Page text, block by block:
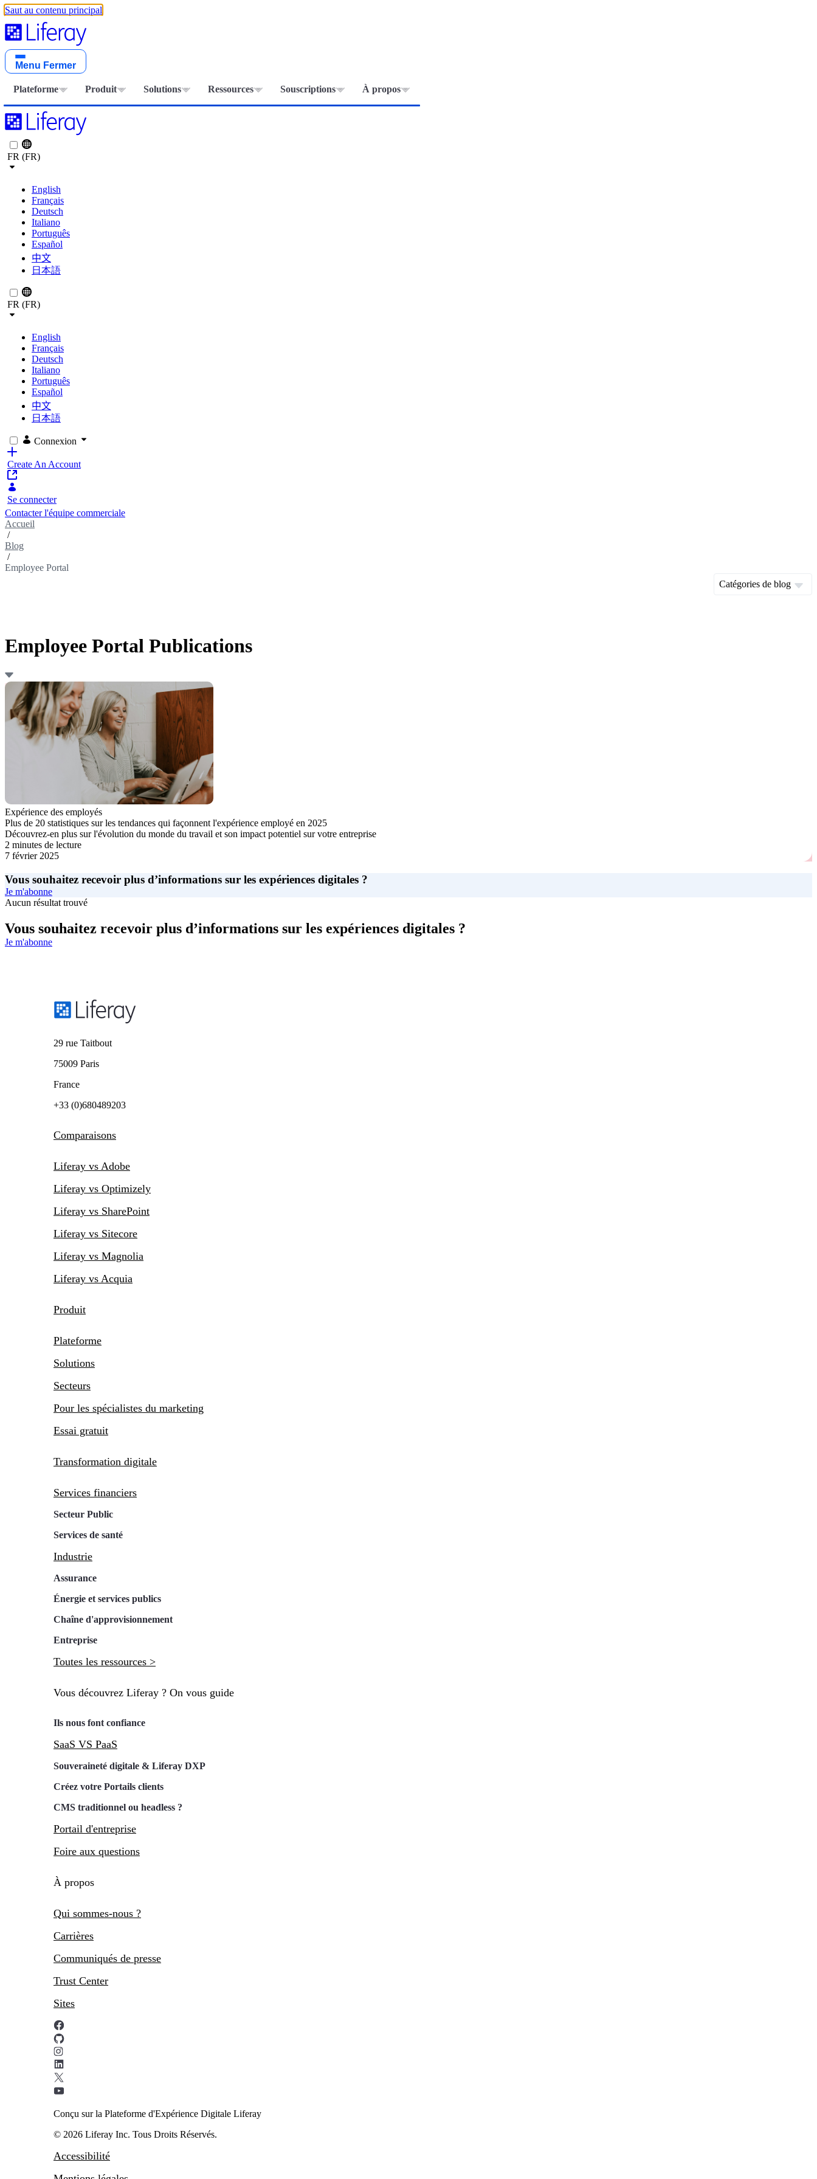
Saut au contenu principal
Menu Fermer
Plateforme Produit Solutions Ressources Souscriptions À propos
FR (FR)
English
Français
Deutsch
Italiano
Português
Español
中文
日本語
FR (FR)
English
Français
Deutsch
Italiano
Português
Español
中文
日本語
Connexion
Create An Account
Se connecter
Contacter l'équipe commerciale
Accueil
/
Blog
/
Employee Portal
Catégories de blog
Employee Portal Publications
Expérience des employés
Plus de 20 statistiques sur les tendances qui façonnent l'expérience employé en 2025
Découvrez-en plus sur l'évolution du monde du travail et son impact potentiel sur votre entreprise
2 minutes de lecture
7 février 2025
Vous souhaitez recevoir plus d’informations sur les expériences digitales ?
Je m'abonne
Aucun résultat trouvé
Vous souhaitez recevoir plus d’informations sur les expériences digitales ?
Je m'abonne
29 rue Taitbout
75009 Paris
France
+33 (0)680489203
Comparaisons
Liferay vs Adobe
Liferay vs Optimizely
Liferay vs SharePoint
Liferay vs Sitecore
Liferay vs Magnolia
Liferay vs Acquia
Produit
Plateforme
Solutions
Secteurs
Pour les spécialistes du marketing
Essai gratuit
Transformation digitale
Services financiers
Secteur Public
Services de santé
Industrie
Assurance
Énergie et services publics
Chaîne d'approvisionnement
Entreprise
Toutes les ressources >
Vous découvrez Liferay ? On vous guide
Ils nous font confiance
SaaS VS PaaS
Souveraineté digitale & Liferay DXP
Créez votre Portails clients
CMS traditionnel ou headless ?
Portail d'entreprise
Foire aux questions
À propos
Qui sommes-nous ?
Carrières
Communiqués de presse
Trust Center
Sites
Conçu sur la Plateforme d'Expérience Digitale Liferay
© 2026 Liferay Inc. Tous Droits Réservés.
Accessibilité